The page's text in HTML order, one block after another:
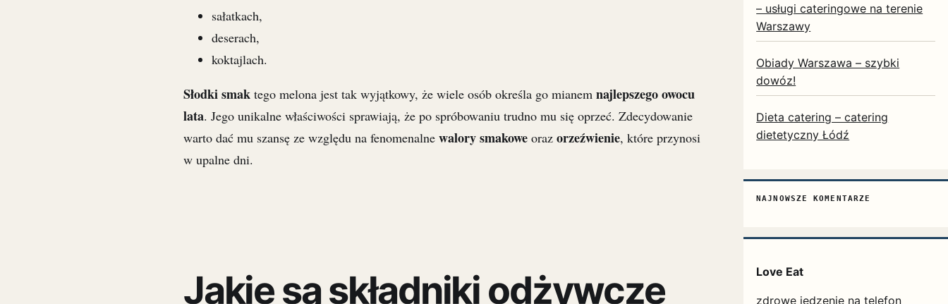
sałatkach,
deserach,
koktajlach.
Słodki smaktego melona jest tak wyjątkowy, że wiele osób określa go mianem najlepszego owocu
lata. Jego unikalne właściwości sprawiają, że po spróbowaniu trudno mu się oprzeć. Zdecydowanie
warto dać mu szansę ze względu na fenomenalne walory smakoweoraz orzeźwienie, które przynosi
w upalne dni.
Jakie są składniki odżywcze
– usługi cateringowe na terenie
Warszawy
Obiady Warszawa – szybki
dowóz!
Dieta catering – catering
dietetyczny Łódź
NAJNOWSZE KOMENTARZE
Love Eat
zdrowe jedzenie na telefon